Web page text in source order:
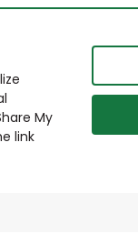
My
link